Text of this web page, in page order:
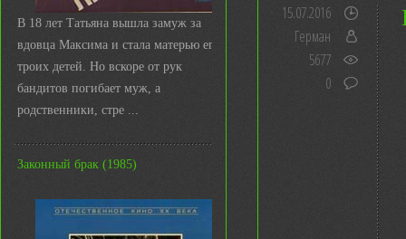
В 18 лет Татьяна вышла замуж за
вдовца Максима и стала матерью его
троих детей. Но вскоре от рук
бандитов погибает муж, а
родственники, стре ...
Законный брак (1985)
15.07.2016
Герман
5677
0